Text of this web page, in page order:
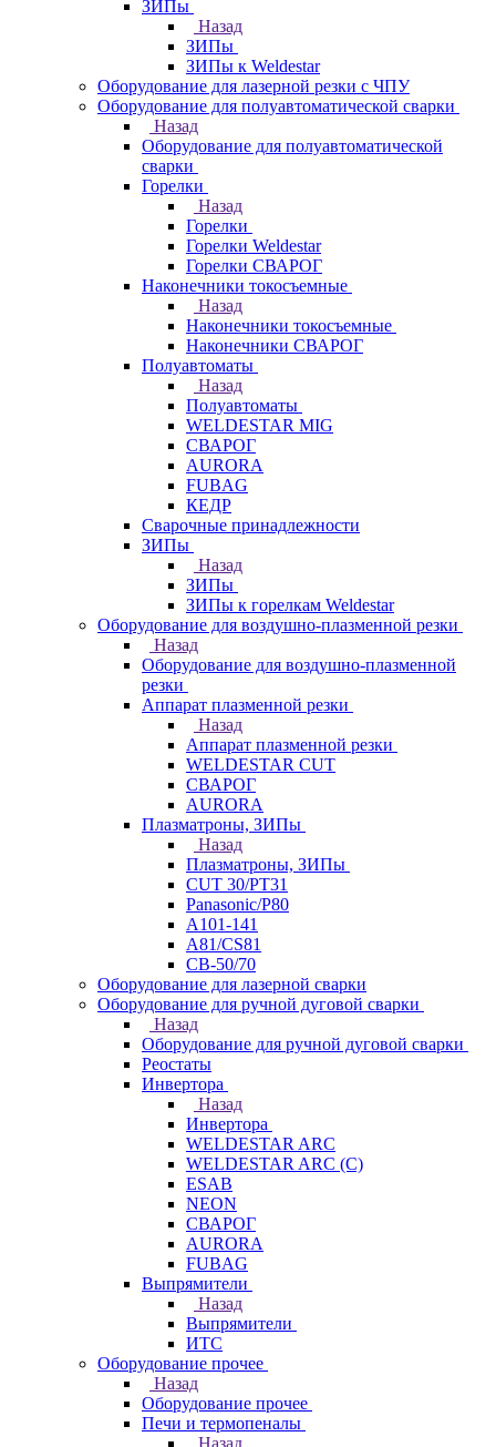
ЗИПы
Назад
ЗИПы
ЗИПы к Weldestar
Оборудование для лазерной резки с ЧПУ
Оборудование для полуавтоматической сварки
Назад
Оборудование для полуавтоматической
сварки
Горелки
Назад
Горелки
Горелки Weldestar
Горелки СВАРОГ
Наконечники токосъемные
Назад
Наконечники токосъемные
Наконечники СВАРОГ
Полуавтоматы
Назад
Полуавтоматы
WELDESTAR MIG
СВАРОГ
AURORA
FUBAG
КЕДР
Сварочные принадлежности
ЗИПы
Назад
ЗИПы
ЗИПы к горелкам Weldestar
Оборудование для воздушно-плазменной резки
Назад
Оборудование для воздушно-плазменной
резки
Аппарат плазменной резки
Назад
Аппарат плазменной резки
WELDESTAR CUT
СВАРОГ
AURORA
Плазматроны, ЗИПы
Назад
Плазматроны, ЗИПы
CUT 30/PT31
Panasonic/P80
А101-141
А81/CS81
СВ-50/70
Оборудование для лазерной сварки
Оборудование для ручной дуговой сварки
Назад
Оборудование для ручной дуговой сварки
Реостаты
Инвертора
Назад
Инвертора
WELDESTAR ARC
WELDESTAR ARC (С)
ESAB
NEON
СВАРОГ
AURORA
FUBAG
Выпрямители
Назад
Выпрямители
ИТС
Оборудование прочее
Назад
Оборудование прочее
Печи и термопеналы
Назад